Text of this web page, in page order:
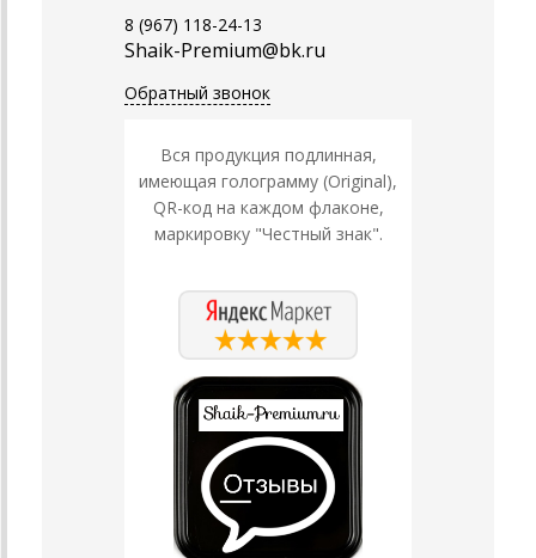
8 (967) 118-24-13
Shaik-Premium@bk.ru
Обратный звонок
Вся продукция подлинная,
имеющая голограмму (Original),
QR-код на каждом флаконе,
маркировку "Честный знак".